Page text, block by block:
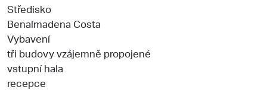
Středisko
Benalmadena Costa
Vybavení
tři budovy vzájemně propojené
vstupní hala
recepce